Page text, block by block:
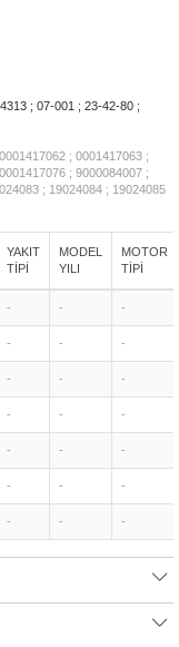
; 07-001 ; 23-42-80 ;
; 0001417063 ;
; 9000084007 ;
; 19024084 ; 19024085
YAKIT
TİPİ
MODEL
YILI
MOTOR
TİPİ
- - -
- - -
- - -
- - -
- - -
- - -
- - -